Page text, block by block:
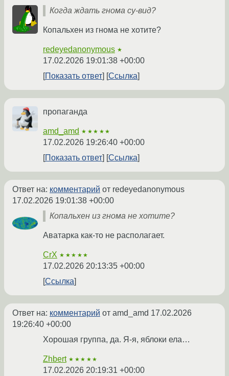
Когда ждать гнома су-вид?
Копальхен из гнома не хотите?
redeyedanonymous ★
17.02.2026 19:01:38 +00:00
Показать ответ
Ссылка
пропаганда
amd_amd ★★★★★
17.02.2026 19:26:40 +00:00
Показать ответ
Ссылка
Ответ на: комментарий от redeyedanonymous
17.02.2026 19:01:38 +00:00
Копальхен из гнома не хотите?
Аватарка как-то не располагает.
CrX ★★★★★
17.02.2026 20:13:35 +00:00
Ссылка
Ответ на: комментарий от amd_amd 17.02.2026
19:26:40 +00:00
Хорошая группа, да. Я-я, яблоки ела…
Zhbert ★★★★★
17.02.2026 20:19:31 +00:00